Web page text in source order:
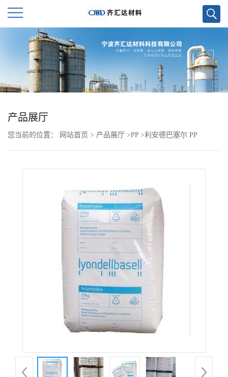
首
页
公
品
产品展厅
您当前的位置： 网站首页 > 产品展厅 >PP >利安德巴塞尔 PP